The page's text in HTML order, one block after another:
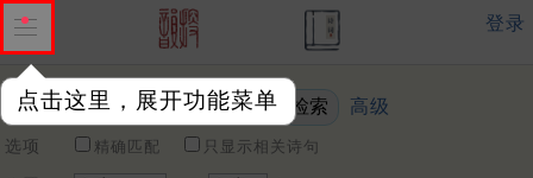
点击这里，展开功能菜单
登录
关键词 高级
选项 精确匹配 只显示相关诗句